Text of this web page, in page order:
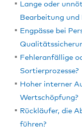
Lange oder
Bearbeitung und
Engpässe bei
Fehleranfällige
Sortierprozesse?
Hoher interner
Wertschöpfung?
Rückläufer, die
führen?